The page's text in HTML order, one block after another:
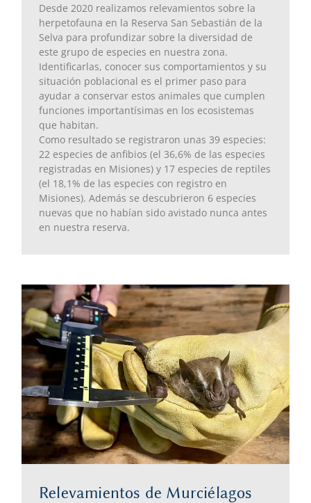
Desde 2020 realizamos relevamientos sobre la
herpetofauna en la Reserva San Sebastián de la
Selva para profundizar sobre la diversidad de
este grupo de especies en nuestra zona.
Identificarlas, conocer sus comportamientos y su
situación poblacional es el primer paso para
ayudar a conservar estos animales que cumplen
funciones importantísimas en los ecosistemas
que habitan.
Como resultado se registraron unas 39 especies:
22 especies de anfibios (el 36,6% de las especies
registradas en Misiones) y 17 especies de reptiles
(el 18,1% de las especies con registro en
Misiones). Además se descubrieron 6 especies
nuevas que no habían sido avistado nunca antes
en nuestra reserva.
Relevamientos de Murciélagos